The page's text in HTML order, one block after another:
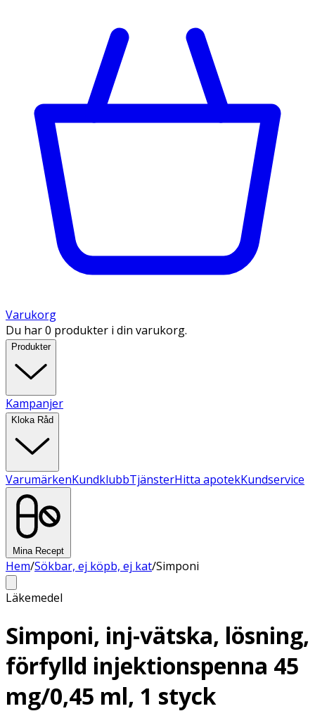
Varukorg
Du har 0 produkter i din varukorg.
Produkter
Kampanjer
Kloka Råd
VarumärkenKundklubbTjänsterHitta apotekKundservice
Mina Recept
Hem/Sökbar, ej köpb, ej kat/Simponi
Läkemedel
Simponi, inj-vätska, lösning,
förfylld injektionspenna 45
mg/0,45 ml, 1 styck